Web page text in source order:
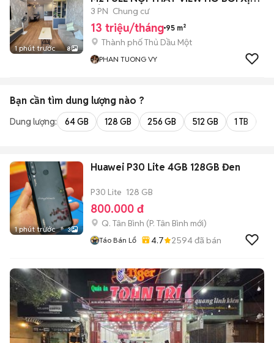
1 phút trước 8
SÒ
3 PN Chung cư
13 triệu/tháng 95 m²
Thành phố Thủ Dầu Một
PHAN TUONG VY
Bạn cần tìm dung lượng nào ?
Dung lượng: 64 GB 128 GB 256 GB 512 GB 1 TB
1 phút trước 3
Huawei P30 Lite 4GB 128GB Đen
P30 Lite 128 GB
800.000 đ
Q. Tân Bình (P. Tân Bình mới)
Táo Bán Lổ 4.7 2594đã bán